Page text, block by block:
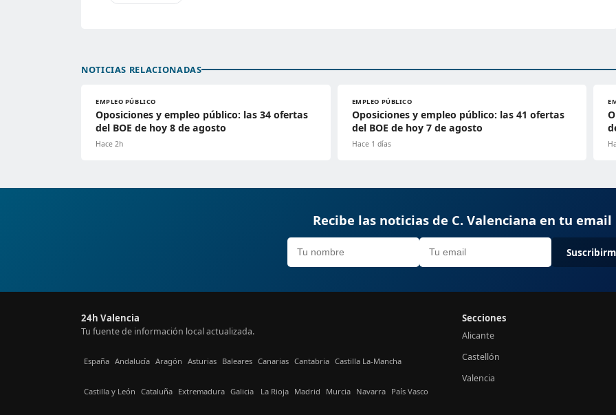
NOTICIAS RELACIONADAS
EMPLEO PÚBLICO
Oposiciones y empleo público: las 34 ofertas
del BOE de hoy 8 de agosto
Hace 2h
EMPLEO PÚBLICO
Oposiciones y empleo público: las 41 ofertas
del BOE de hoy 7 de agosto
Hace 1 días
Recibe las noticias de C. Valenciana en tu email
24h Valencia
Tu fuente de información local actualizada.
España Andalucía Aragón Asturias Baleares Canarias Cantabria Castilla La-Mancha
Castilla y León Cataluña Extremadura Galicia La Rioja Madrid Murcia Navarra País Vasco
Secciones
Alicante
Castellón
Valencia